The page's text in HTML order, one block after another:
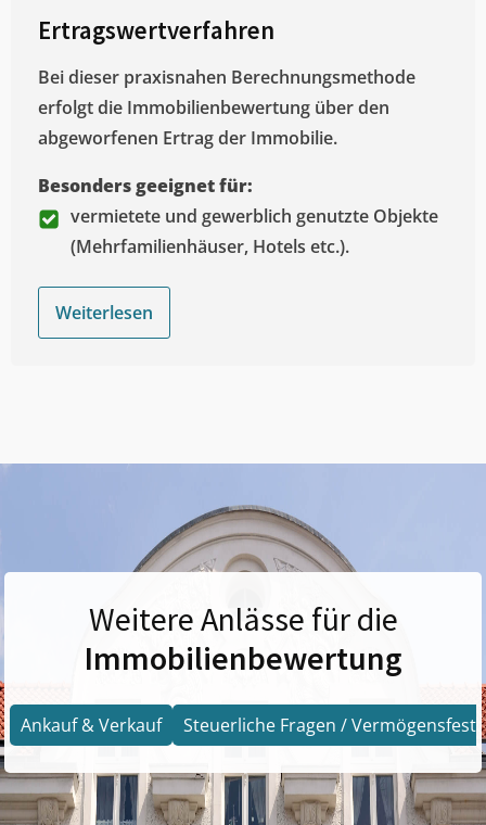
Ertragswertverfahren
Bei dieser praxisnahen Berechnungsmethode
erfolgt die Immobilienbewertung über den
abgeworfenen Ertrag der Immobilie.
Besonders geeignet für:
vermietete und gewerblich genutzte Objekte
(Mehrfamilienhäuser, Hotels etc.).
Weiterlesen
Weitere Anlässe für die
Immobilienbewertung
Ankauf & Verkauf Steuerliche Fragen /